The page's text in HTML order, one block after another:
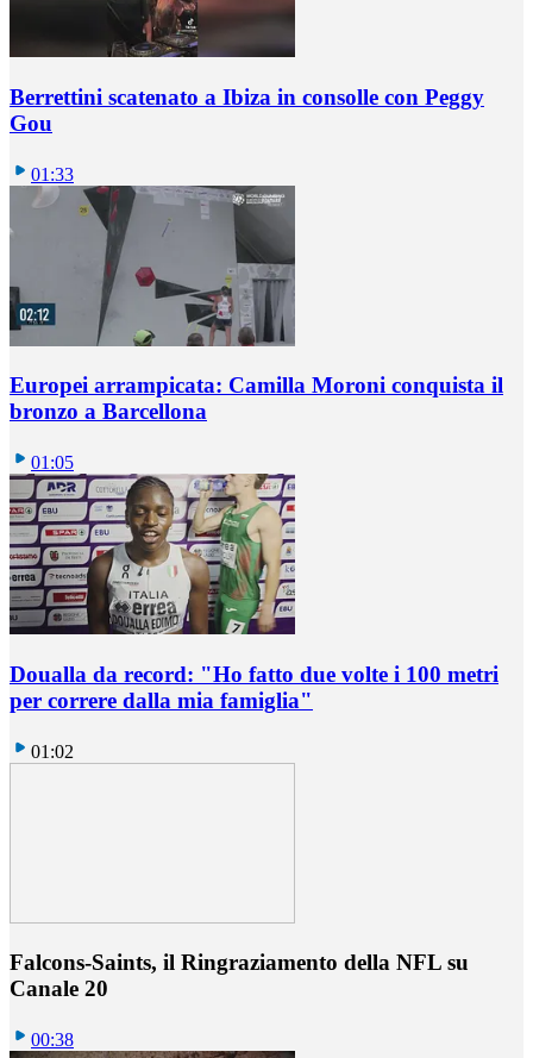
Berrettini scatenato a Ibiza in consolle con Peggy
Gou
01:33
Europei arrampicata: Camilla Moroni conquista il
bronzo a Barcellona
01:05
Doualla da record: "Ho fatto due volte i 100 metri
per correre dalla mia famiglia"
01:02
Falcons-Saints, il Ringraziamento della NFL su
Canale 20
00:38